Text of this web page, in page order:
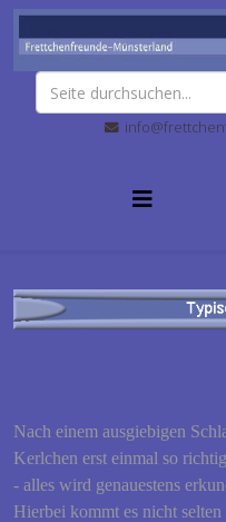
Nach einem ausgiebigen
Kerlchen erst einmal so
- alles wird genauestens
Hierbei kommt es nicht